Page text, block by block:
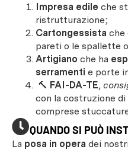
Impresa edile che
ristrutturazione;
Cartongessista che
pareti o le spallette
Artigiano che ha
serramenti e porte
🔨 FAI-DA-TE,
con la costruzione
comprese
QUANDO SI PUÒ
La posa in opera dei